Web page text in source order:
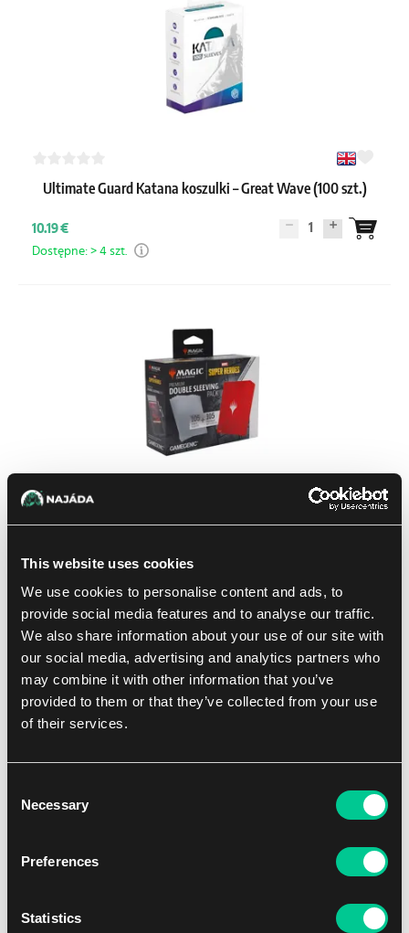
This website uses cookies
We use cookies to personalise content and ads, to
provide social media features and to analyse our traffic.
We also share information about your use of our site with
our social media, advertising and analytics partners who
may combine it with other information that you’ve
provided to them or that they’ve collected from your use
of their services.
Selection
Necessary
Preferences
Statistics
Ultimate Guard Katana koszulki – Great Wave (100 szt.)
10.19 € 1
Dostępne: > 4 szt.
12.39 € 1
Dostępne: 1 szt.